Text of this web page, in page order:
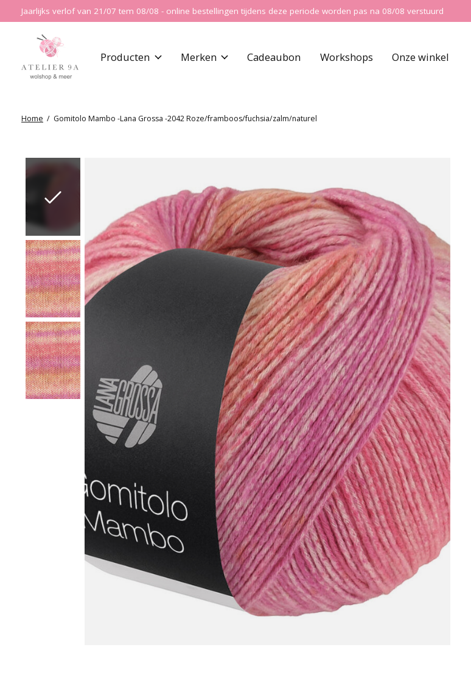
Jaarlijks verlof van 21/07 tem 08/08 - online bestellingen tijdens deze periode worden pas na 08/08 verstuurd
Producten Merken Cadeaubon Workshops Onze winkel
Home / Gomitolo Mambo -Lana Grossa -2042 Roze/framboos/fuchsia/zalm/naturel